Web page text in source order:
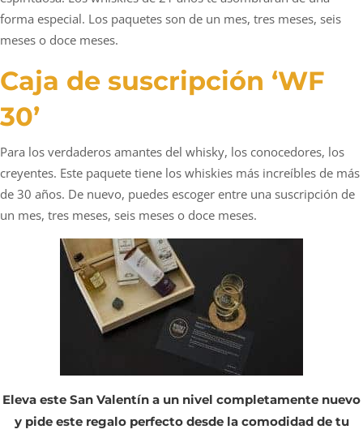
forma especial. Los paquetes son de un mes, tres meses, seis
meses o doce meses.
Caja de suscripción ‘WF
30’
Para los verdaderos amantes del whisky, los conocedores, los
creyentes. Este paquete tiene los whiskies más increíbles de más
de 30 años. De nuevo, puedes escoger entre una suscripción de
un mes, tres meses, seis meses o doce meses.
Eleva este San Valentín a un nivel completamente nuevo
y pide este regalo perfecto desde la comodidad de tu